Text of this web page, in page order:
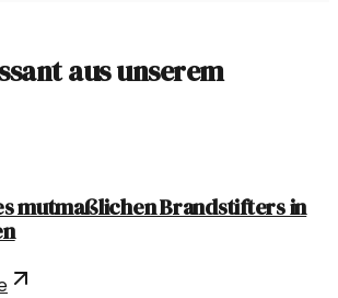
aus unserem
mutmaßlichen Brandstifters in